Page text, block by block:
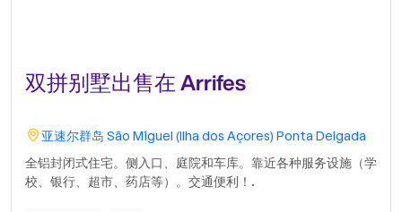
双拼别墅出售在 Arrifes
亚速尔群岛 São Miguel (Ilha dos Açores) Ponta Delgada
全铝封闭式住宅。侧入口、庭院和车库。靠近各种服务设施（学
校、银行、超市、药店等）。交通便利！.